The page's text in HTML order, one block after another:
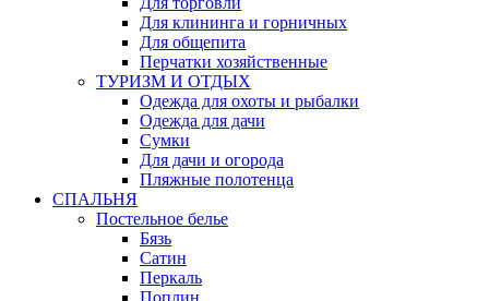
Для клининга и горничных
Для общепита
Перчатки хозяйственные
ТУРИЗМ И ОТДЫХ
Одежда для охоты и рыбалки
Одежда для дачи
Сумки
Для дачи и огорода
Пляжные полотенца
СПАЛЬНЯ
Постельное белье
Бязь
Сатин
Перкаль
Поплин